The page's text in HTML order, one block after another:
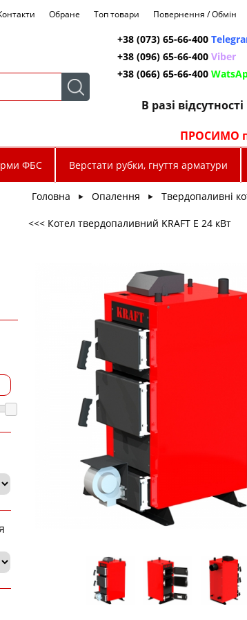
Обране Топ товари Повернення / Обмін
+38 (073) 65-66-400
+38 (096) 65-66-400 Viber
+38 (066) 65-66-400
В разі
ПРОСИМО
ФБС Верстати рубки, гнуття арматури
Головна ► Опалення ► Твердопаливні
<<< Котел твердопаливний KRAFT E 24 кВт